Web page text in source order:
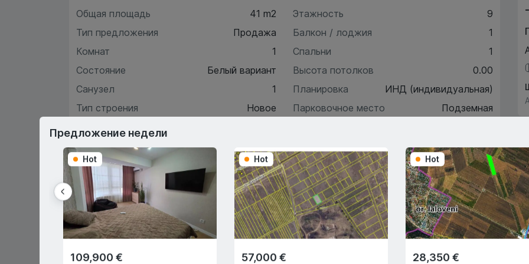
Общая площадь
41 m2
Тип предложения
Продажа
Комнат
1
Состояние
Белый вариант
Санузел
1
Тип строения
Новое
Этажность
9
Балкон / лоджия
1
Спальни
1
Высота потолков
0.00
Планировка
ИНД (индивидуальная)
Парковочное место
Подземная
Характеристики
Описание
-
Предложение недели
Hot
109,900 €
Hot
57,000 €
Hot
28,350 €